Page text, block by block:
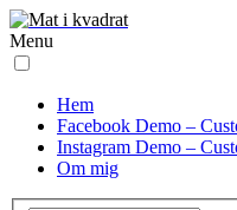
Menu
Hem
Facebook Demo –
Instagram Demo –
Om mig